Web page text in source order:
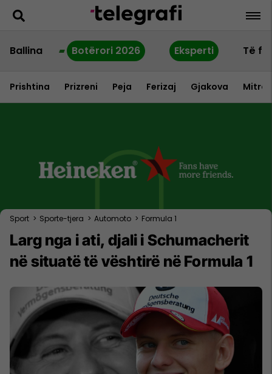
Ballina Botërori 2026 Eksperti Të
Prishtina Prizreni Peja Ferizaj Gjakova
Sport > Sporte-tjera > Automoto > Formula 1
Larg nga i ati, djali i Schumacherit
në situatë të vështirë në Formula 1